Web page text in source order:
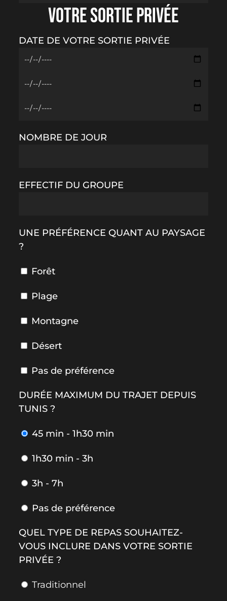
Votre panier est vide.
VOTRE SORTIE PRIVÉE
DATE DE VOTRE SORTIE PRIVÉE
NOMBRE DE JOUR
EFFECTIF DU GROUPE
UNE PRÉFÉRENCE QUANT AU PAYSAGE
?
Forêt
Plage
Montagne
Désert
Pas de préférence
DURÉE MAXIMUM DU TRAJET DEPUIS
TUNIS ?
45 min - 1h30 min
1h30 min - 3h
3h - 7h
Pas de préférence
QUEL TYPE DE REPAS SOUHAITEZ-
VOUS INCLURE DANS VOTRE SORTIE
PRIVÉE ?
Traditionnel